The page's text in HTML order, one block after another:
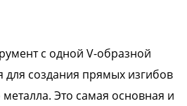
с одной V-образной
для создания прямых изгибов
металла. Это самая основная и